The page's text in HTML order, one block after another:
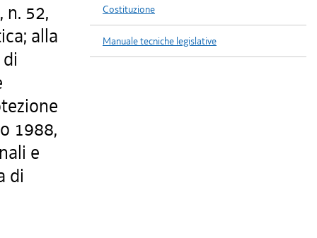
n. 52,
alla
1988,
e
di
Costituzione
Manuale tecniche legislative